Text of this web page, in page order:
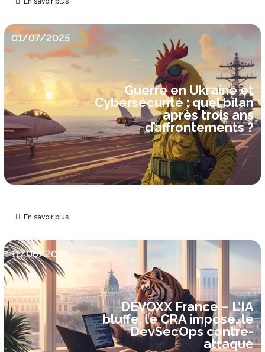
01/07/2025
Guerre en Ukraine et
Cybersécurité : quel bilan
après trois ans
d’affrontements ?
En savoir plus
11/06/2025
DEVOXX France – L’IA
bluffe, le CRA impose, le
DevSecOps contre-
attaque